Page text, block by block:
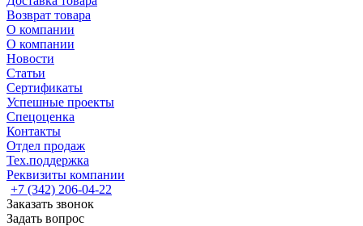
Возврат товара
О компании
О компании
Новости
Статьи
Сертификаты
Успешные проекты
Спецоценка
Контакты
Отдел продаж
Тех.поддержка
Реквизиты компании
+7 (342) 206-04-22
Заказать звонок
Задать вопрос